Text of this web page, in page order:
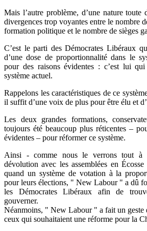
Mais l’autre problème, d’une nature toute
divergences trop voyantes entre le nombre
formation politique et le nombre de sièges
C’est le parti des Démocrates Libéraux
d’une dose de proportionnalité dans le
pour des raisons évidentes : c’est lui
système actuel.
Rappelons les caractéristiques de ce
il suffit d’une voix de plus pour être élu et
Les deux grandes formations,
toujours été beaucoup plus réticentes –
évidentes – pour réformer ce système.
Ainsi - comme nous le verrons tout à
dévolution avec les assemblées en
quand un système de votation à la
pour leurs élections, " New Labour " a dû
les Démocrates Libéraux afin de
gouverner.
Néanmoins, " New Labour " a fait un geste
ceux qui souhaitaient une réforme pour la